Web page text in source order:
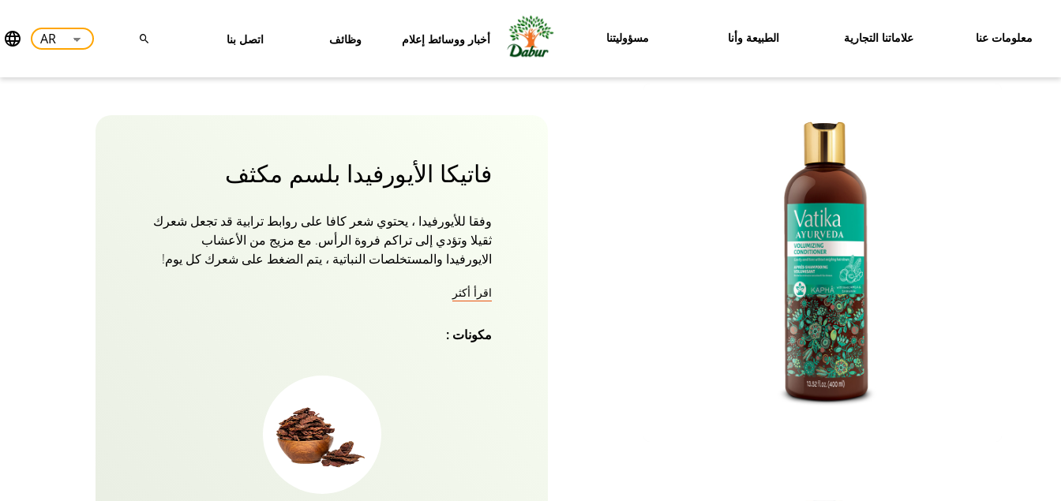
معلومات عنا علاماتنا التجارية الطبيعة وأنا مسؤوليتنا أخبار ووسائط إعلام وظائف اتصل بنا
فاتيكا الأيورفيدا بلسم مكثف
وفقا للأيورفيدا ، يحتوي شعر كافا على روابط ترابية قد تجعل شعرك
ثقيلا وتؤدي إلى تراكم فروة الرأس. مع مزيج من الأعشاب
الايورفيدا والمستخلصات النباتية ، يتم الضغط على شعرك كل يوم!
تكسر الأطراف وتقصفها. اجعل بلسم فاتيكا الأيورفيدا المكثف
حيث يتم مزجه مع أعشاب الأيورفيدا والمستخلصات النباتية التي
اقرأ أكثر
مكونات :